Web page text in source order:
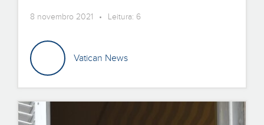
8 novembro 2021 • Leitura: 6
Vatican News